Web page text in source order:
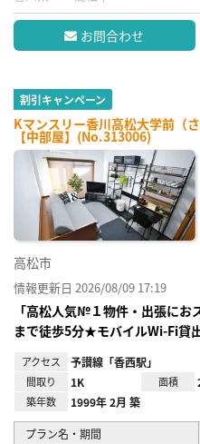
お問合わせ
割引キャンペーン
Kマンスリー香川高松大学前（
【中部屋】(No.313006)
高松市
情報更新日 2026/08/09 17:19
「高松人気№１物件・出張にお
まで徒歩5分★モバイルWi-Fi貸
アクセス 予讃線「香西駅」
間取り 1K 面積
築年数 1999年 2月 築
プラン名・期間